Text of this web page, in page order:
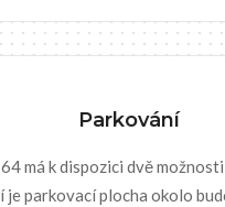
Parkování
64 má k dispozici dvě
je parkovací plocha okolo